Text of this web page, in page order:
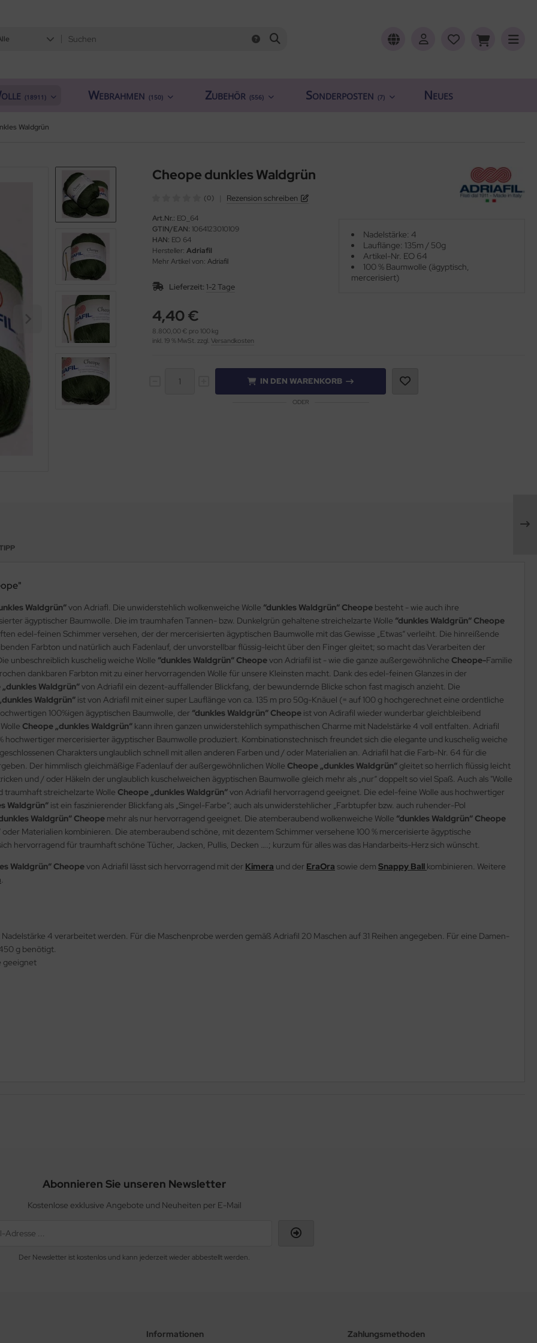
(18911) Webrahmen (150) Zubehör (556) Sonderposten (7) Neues
Waldgrün
Cheope dunkles Waldgrün
(0) Rezension schreiben
Art.Nr.: EO_64
GTIN/EAN: 1064123010109
HAN: EO 64
Hersteller: Adriafil
Mehr Artikel von: Adriafil
Lieferzeit: 1-2 Tage
4,40 €
8.800,00 € pro 100 kg
inkl. 19 % MwSt. zzgl. Versandkosten
Nadelstärke: 4
Lauflänge: 135m / 50g
Artikel-Nr. EO 64
100 % Baumwolle (ägyptisch,
mercerisiert)
IN DEN WARENKORB
ODER
Waldgrün“von Adriafl. Die unwiderstehlich wolkenweiche Wolle “dunkles Waldgrün“ Cheope besteht - wie auch ihre
ägyptischer Baumwolle. Die im traumhafen Tannen- bzw. Dunkelgrün gehaltene streichelzarte Wolle “dunkles Waldgrün“ Cheope
edel-feinen Schimmer versehen, der der mercerisierten ägyptischen Baumwolle mit das Gewisse „Etwas“ verleiht. Die hinreißende
Farbton und natürlich auch Fadenlauf, der unvorstellbar flüssig-leicht über den Finger gleitet; so macht das Verarbeiten der
unbeschreiblich kuschelig weiche Wolle “dunkles Waldgrün“ Cheopevon Adriafil ist - wie die ganze außergewöhnliche Cheope-Familie
dankbaren Farbton mit zu einer hervorragenden Wolle für unsere Kleinsten macht. Dank des edel-feinen Glanzes in der
Waldgrün“von Adriafil ein dezent-auffallender Blickfang, der bewundernde Blicke schon fast magisch anzieht. Die
Waldgrün“ ist von Adriafil mit einer super Lauflänge von ca. 135 m pro 50g-Knäuel (= auf 100 g hochgerechnet eine ordentliche
100%igen ägyptischen Baumwolle, der “dunkles Waldgrün“ Cheope ist von Adirafil wieder wunderbar gleichbleibend
Cheope „dunkles Waldgrün“ kann ihren ganzen unwiderstehlich sympathischen Charme mit Nadelstärke 4 voll entfalten. Adriafil
hochwertiger mercerisierter ägyptischer Baumwolle produziert. Kombinationstechnisch freundet sich die elegante und kuschelig weiche
Charakters unglaublich schnell mit allen anderen Farben und / oder Materialien an. Adriafil hat die Farb-Nr. 64 für die
Der himmlisch gleichmäßige Fadenlauf der außergewöhnlichen Wolle Cheope „dunkles Waldgrün“ gleitet so herrlich flüssig leicht
und / oder Häkeln der unglaublich kuschelweichen ägyptischen Baumwolle gleich mehr als „nur“ doppelt so viel Spaß. Auch als "Wolle
traumhaft streichelzarte Wolle Cheope „dunkles Waldgrün“von Adriafil hervorragend geeignet. Die edel-feine Wolle aus hochwertiger
Waldgrün“ ist ein faszinierender Blickfang als „Singel-Farbe“; auch als unwiderstehlicher „Farbtupfer bzw. auch ruhender-Pol
Waldgrün“ Cheope mehr als nur hervorragend geeignet. Die atemberaubend wolkenweiche Wolle “dunkles Waldgrün“ Cheope
Materialien kombinieren. Die atemberaubend schöne, mit dezentem Schimmer versehene 100 % mercerisierte ägyptische
hervorragend für traumhaft schöne Tücher, Jacken, Pullis, Decken ….; kurzum für alles was das Handarbeits-Herz sich wünscht.
Waldgrün“ Cheopevon Adriafil lässt sich hervorragend mit der Kimera und der EraOra sowie dem Snappy Ball kombinieren. Weitere
4 verarbeitet werden. Für die Maschenprobe werden gemäß Adriafil 20 Maschen auf 31 Reihen angegeben. Für eine Damen-
g benötigt.
geeignet
Abonnieren Sie unseren Newsletter
Kostenlose exklusive Angebote und Neuheiten per E-Mail
Der Newsletter ist kostenlos und kann jederzeit wieder abbestellt werden.
Informationen Zahlungsmethoden